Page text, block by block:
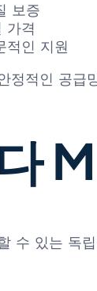
보증
가격
적인 지원
정적인 공
수 있는 독